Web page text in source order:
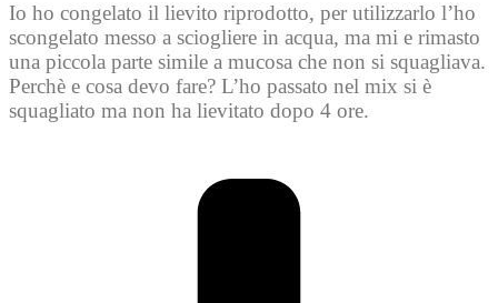
Io ho congelato il lievito riprodotto, per utilizzarlo l’ho
scongelato messo a sciogliere in acqua, ma mi e rimasto
una piccola parte simile a mucosa che non si squagliava.
Perchè e cosa devo fare? L’ho passato nel mix si è
squagliato ma non ha lievitato dopo 4 ore.